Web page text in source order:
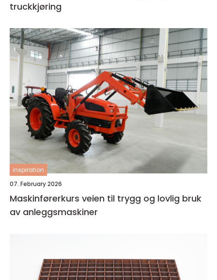
truckkjøring
inspiration
07. February 2026
Maskinførerkurs veien til trygg og lovlig bruk
av anleggsmaskiner